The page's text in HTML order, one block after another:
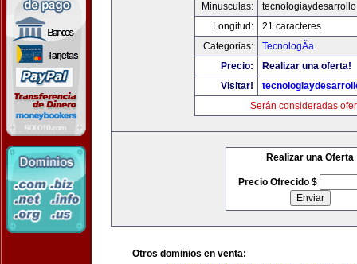
Minusculas:
Longitud:
21 caracteres
Categorias:
TecnologÃ­a
Precio:
Realizar una oferta!
Visitar!
Serán consideradas
Realizar una Oferta
Precio Ofrecido $
Otros dominios en venta: